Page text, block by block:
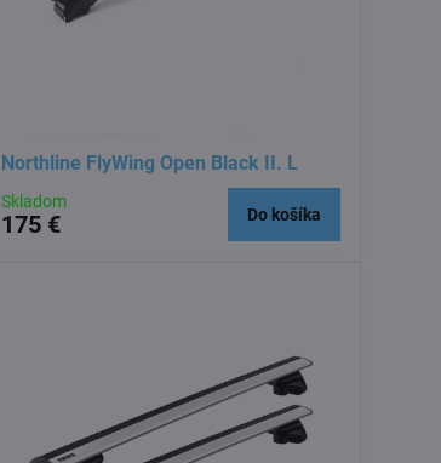
Northline FlyWing Open Black II. L
Skladom
175 € Do košíka